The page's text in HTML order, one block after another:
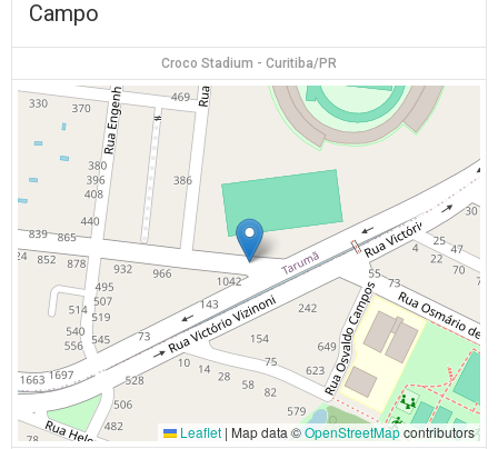
Campo
Croco Stadium - Curitiba/PR
Leaflet | Map data ©OpenStreetMapcontributors